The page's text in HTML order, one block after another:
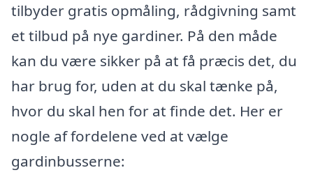
tilbyder gratis opmåling, rådgivning samt
et tilbud på nye gardiner. På den måde
kan du være sikker på at få præcis det, du
har brug for, uden at du skal tænke på,
hvor du skal hen for at finde det. Her er
nogle af fordelene ved at vælge
gardinbusserne: